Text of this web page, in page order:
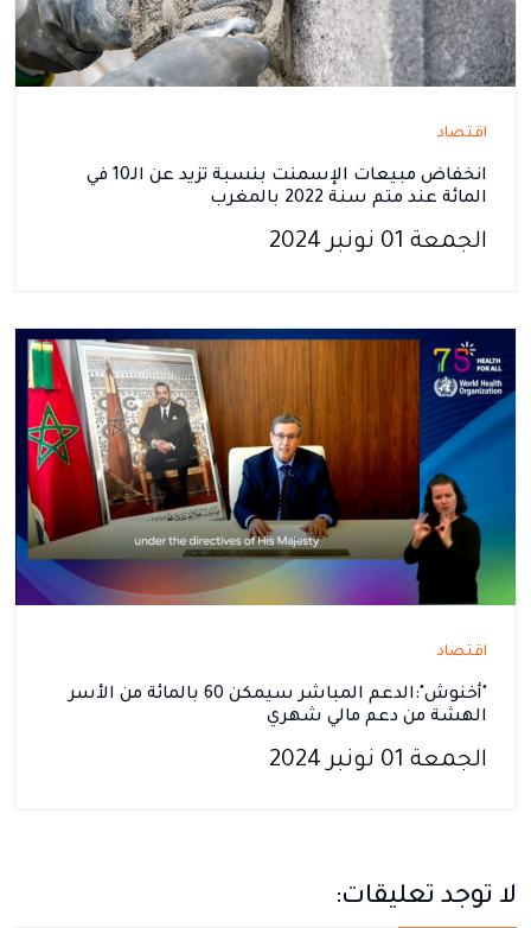
اقتصاد
انخفاض مبيعات الإسمنت بنسبة تزيد عن الـ10 في
المائة عند متم سنة 2022 بالمغرب
الجمعة 01 نونبر 2024
اقتصاد
"أخنوش":الدعم المباشر سيمكن 60 بالمائة من الأسر
الهشة من دعم مالي شهري
الجمعة 01 نونبر 2024
لا توجد تعليقات: